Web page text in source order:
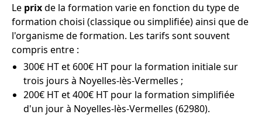
Le prixde la formation varie en fonction du type de
formation choisi (classique ou simplifiée) ainsi que de
l'organisme de formation. Les tarifs sont souvent
compris entre :
300€ HT et 600€ HT pour la formation initiale sur
trois jours à Noyelles-lès-Vermelles ;
200€ HT et 400€ HT pour la formation simplifiée
d'un jour à Noyelles-lès-Vermelles (62980).